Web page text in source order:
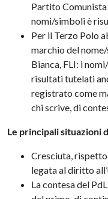
Partito
nomi/simboli è
Per il Terzo Polo
marchio del
Bianca, FLI: i
risultati tutelati
registrato come
chi scrive, di
Le principali situazioni
Cresciuta,
legata al diritto
La contesa del